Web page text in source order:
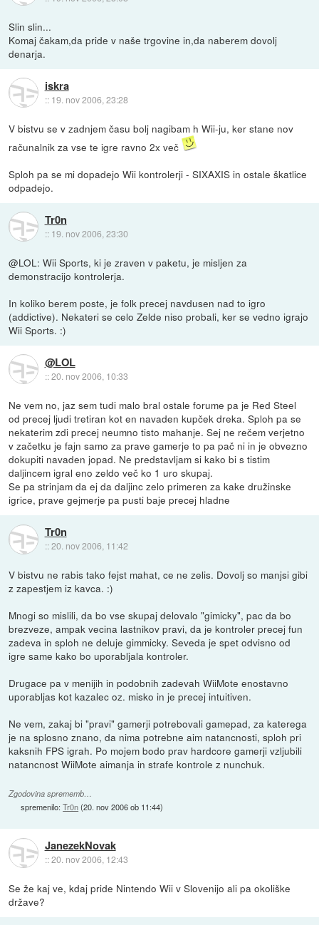
Slin slin...
Komaj čakam,da pride v naše trgovine in,da naberem dovolj
denarja.
iskra
:: 19. nov 2006, 23:28
V bistvu se v zadnjem času bolj nagibam h Wii-ju, ker stane nov
računalnik za vse te igre ravno 2x več
Sploh pa se mi dopadejo Wii kontrolerji - SIXAXIS in ostale škatlice
odpadejo.
Tr0n
:: 19. nov 2006, 23:30
@LOL: Wii Sports, ki je zraven v paketu, je misljen za
demonstracijo kontrolerja.
In koliko berem poste, je folk precej navdusen nad to igro
(addictive). Nekateri se celo Zelde niso probali, ker se vedno igrajo
Wii Sports. :)
@LOL
::20. nov 2006, 10:33
Ne vem no, jaz sem tudi malo bral ostale forume pa je Red Steel
od precej ljudi tretiran kot en navaden kupček dreka. Sploh pa se
nekaterim zdi precej neumno tisto mahanje. Sej ne rečem verjetno
v začetku je fajn samo za prave gamerje to pa pač ni in je obvezno
dokupiti navaden jopad. Ne predstavljam si kako bi s tistim
daljincem igral eno zeldo več ko 1 uro skupaj.
Se pa strinjam da ej da daljinc zelo primeren za kake družinske
igrice, prave gejmerje pa pusti baje precej hladne
Tr0n
::20. nov 2006, 11:42
V bistvu ne rabis tako fejst mahat, ce ne zelis. Dovolj so manjsi gibi
z zapestjem iz kavca. :)
Mnogi so mislili, da bo vse skupaj delovalo "gimicky", pac da bo
brezveze, ampak vecina lastnikov pravi, da je kontroler precej fun
zadeva in sploh ne deluje gimmicky. Seveda je spet odvisno od
igre same kako bo uporabljala kontroler.
Drugace pa v menijih in podobnih zadevah WiiMote enostavno
uporabljas kot kazalec oz. misko in je precej intuitiven.
Ne vem, zakaj bi "pravi" gamerji potrebovali gamepad, za katerega
je na splosno znano, da nima potrebne aim natancnosti, sploh pri
kaksnih FPS igrah. Po mojem bodo prav hardcore gamerji vzljubili
natancnost WiiMote aimanja in strafe kontrole z nunchuk.
Zgodovina sprememb…
spremenilo:Tr0n(20. nov 2006 ob 11:44)
JanezekNovak
::20. nov 2006, 12:43
Se že kaj ve, kdaj pride Nintendo Wii v Slovenijo ali pa okoliške
države?